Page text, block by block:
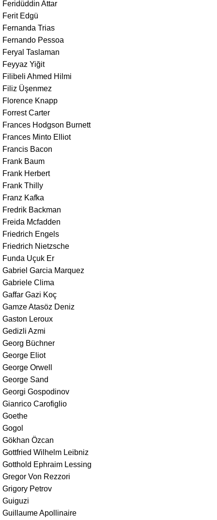
Feridüddin Attar
Ferit Edgü
Fernanda Trias
Fernando Pessoa
Feryal Taslaman
Feyyaz Yiğit
Filibeli Ahmed Hilmi
Filiz Üşenmez
Florence Knapp
Forrest Carter
Frances Hodgson Burnett
Frances Minto Elliot
Francis Bacon
Frank Baum
Frank Herbert
Frank Thilly
Franz Kafka
Fredrik Backman
Freida Mcfadden
Friedrich Engels
Friedrich Nietzsche
Funda Uçuk Er
Gabriel Garcia Marquez
Gabriele Clima
Gaffar Gazi Koç
Gamze Atasöz Deniz
Gaston Leroux
Gedizli Azmi
Georg Büchner
George Eliot
George Orwell
George Sand
Georgi Gospodinov
Gianrico Carofiglio
Goethe
Gogol
Gökhan Özcan
Gottfried Wilhelm Leibniz
Gotthold Ephraim Lessing
Gregor Von Rezzori
Grigory Petrov
Guiguzi
Guillaume Apollinaire